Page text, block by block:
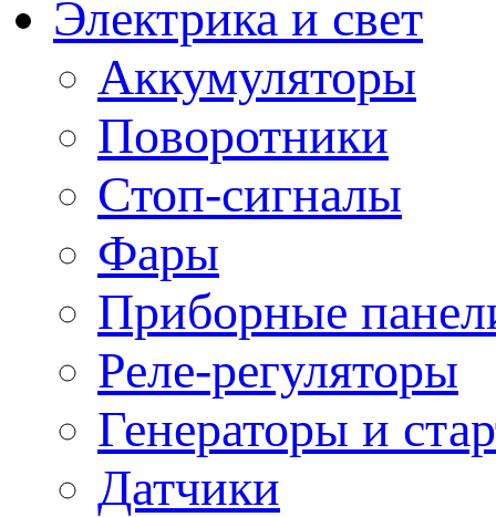
Электрика и свет
Аккумуляторы
Поворотники
Стоп-сигналы
Фары
Приборные
Реле-регуляторы
Генераторы и
Датчики